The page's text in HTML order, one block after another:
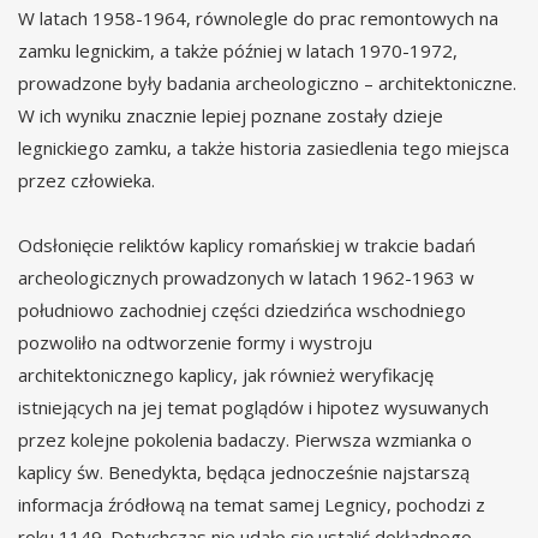
W latach 1958-1964, równolegle do prac remontowych na
zamku legnickim, a także później w latach 1970-1972,
prowadzone były badania archeologiczno – architektoniczne.
W ich wyniku znacznie lepiej poznane zostały dzieje
legnickiego zamku, a także historia zasiedlenia tego miejsca
przez człowieka.
Odsłonięcie reliktów kaplicy romańskiej w trakcie badań
archeologicznych prowadzonych w latach 1962-1963 w
południowo zachodniej części dziedzińca wschodniego
pozwoliło na odtworzenie formy i wystroju
architektonicznego kaplicy, jak również weryfikację
istniejących na jej temat poglądów i hipotez wysuwanych
przez kolejne pokolenia badaczy. Pierwsza wzmianka o
kaplicy św. Benedykta, będąca jednocześnie najstarszą
informacja źródłową na temat samej Legnicy, pochodzi z